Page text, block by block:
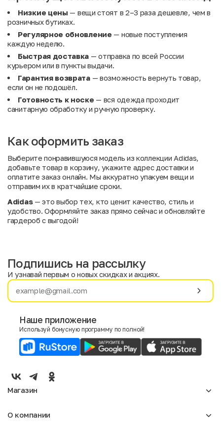
Низкие цены — вещи стоят в 2–3 раза дешевле, чем в
розничных бутиках.
Регулярное обновление — новые поступления
каждую неделю.
Быстрая доставка — отправка по всей России
курьером или в пункты выдачи.
Гарантия возврата— возможность вернуть товар,
если он не подошёл.
Готовность к носке — вся одежда проходит
санитарную обработку и ручную проверку.
Как оформить заказ
Выберите понравившуюся модель из коллекции Adidas,
добавьте товар в корзину, укажите адрес доставки и
оплатите заказ онлайн. Мы аккуратно упакуем вещи и
отправим их в кратчайшие сроки.
Adidas— это выбор тех, кто ценит качество, стиль и
удобство. Оформляйте заказ прямо сейчас и обновляйте
гардероб с выгодой!
Имя
E-mail
Мужской
Подпишись на рассылку
И узнавай первым о новых скидках и акциях.
Наше приложение
Используй бонусную программу по полной!
Магазин
Мужское
О компании